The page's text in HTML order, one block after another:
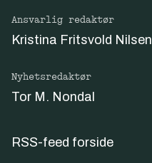
Ansvarlig redaktør
Kristina Fritsvold Nilsen
Nyhetsredaktør
Tor M. Nondal
RSS-feed forside